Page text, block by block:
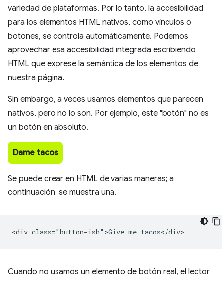
variedad de plataformas. Por lo tanto, la accesibilidad
para los elementos HTML nativos, como vínculos o
botones, se controla automáticamente. Podemos
aprovechar esa accesibilidad integrada escribiendo
HTML que exprese la semántica de los elementos de
nuestra página.
Sin embargo, a veces usamos elementos que parecen
nativos, pero no lo son. Por ejemplo, este "botón" no es
un botón en absoluto.
Dame tacos
Se puede crear en HTML de varias maneras; a
continuación, se muestra una.
<div class="button-ish">Give me tacos</div>
Cuando no usamos un elemento de botón real, el lector